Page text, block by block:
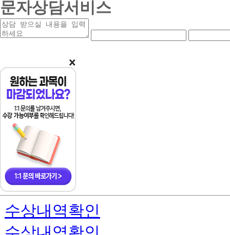
문자상담서비스
상
담
용
락
처
락
처
수상내역확인